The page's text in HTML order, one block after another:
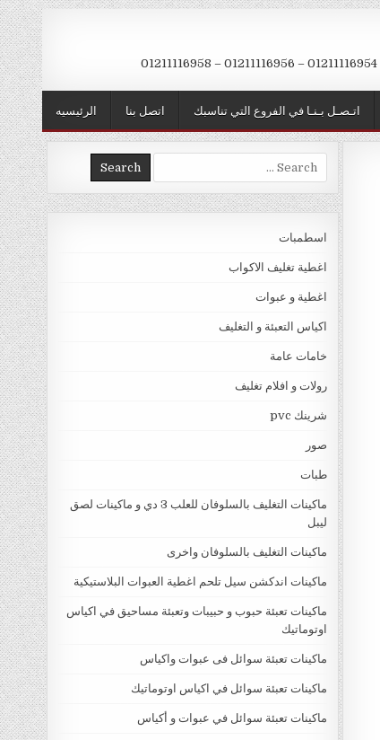
الرئيسيه اتصل بنا اتـصـل بـنـا في الفروع التي تناسبك
Search
for:
اسطمبات
اغطية تغليف الاكواب
اغطية و عبوات
اكياس التعبئة و التغليف
خامات عامة
رولات و افلام تغليف
شرينك pvc
صور
طبات
ماكينات التغليف بالسلوفان للعلب 3 دي و ماكينات لصق
ليبل
ماكينات التغليف بالسلوفان واخرى
ماكينات اندكشن سيل تلحم اغطية العبوات البلاستيكية
ماكينات تعبئة حبوب و حبيبات وتعبئة مساحيق في اكياس
اوتوماتيك
ماكينات تعبئة سوائل فى عبوات واكياس
ماكينات تعبئة سوائل في اكياس اوتوماتيك
ماكينات تعبئة سوائل في عبوات و أكياس